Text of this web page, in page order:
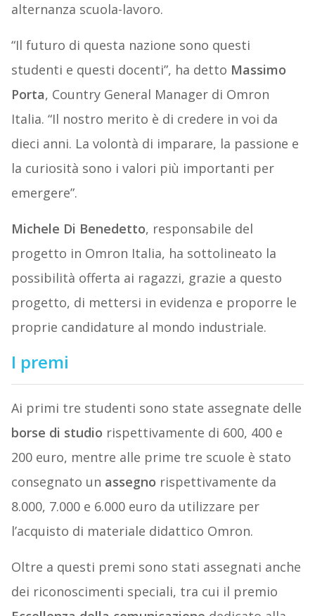
alternanza scuola-lavoro.
“Il futuro di questa nazione sono questi
studenti e questi docenti”, ha detto Massimo
Porta, Country General Manager di Omron
Italia. “Il nostro merito è di credere in voi da
dieci anni. La volontà di imparare, la passione e
la curiosità sono i valori più importanti per
emergere”.
Michele Di Benedetto, responsabile del
progetto in Omron Italia, ha sottolineato la
possibilità offerta ai ragazzi, grazie a questo
progetto, di mettersi in evidenza e proporre le
proprie candidature al mondo industriale.
I premi
Ai primi tre studenti sono state assegnate delle
borse di studio rispettivamente di 600, 400 e
200 euro, mentre alle prime tre scuole è stato
consegnato un assegno rispettivamente da
8.000, 7.000 e 6.000 euro da utilizzare per
l’acquisto di materiale didattico Omron.
Oltre a questi premi sono stati assegnati anche
dei riconoscimenti speciali, tra cui il premio